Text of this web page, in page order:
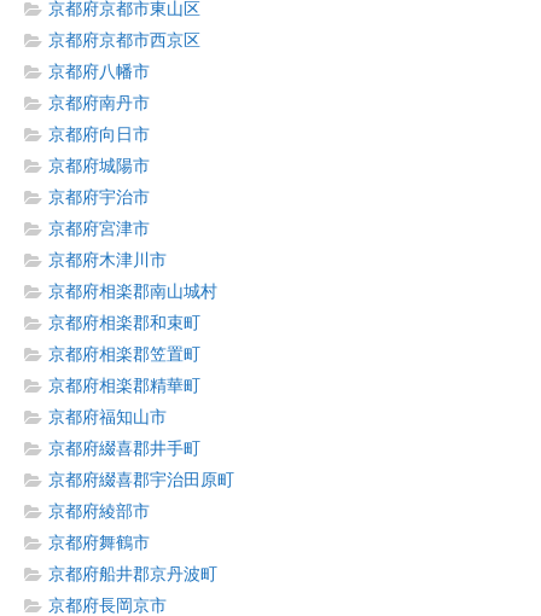
京都府京都市東山区
京都府京都市西京区
京都府八幡市
京都府南丹市
京都府向日市
京都府城陽市
京都府宇治市
京都府宮津市
京都府木津川市
京都府相楽郡南山城村
京都府相楽郡和束町
京都府相楽郡笠置町
京都府相楽郡精華町
京都府福知山市
京都府綴喜郡井手町
京都府綴喜郡宇治田原町
京都府綾部市
京都府舞鶴市
京都府船井郡京丹波町
京都府長岡京市